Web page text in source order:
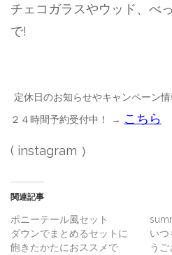
チェコガラスやウッド、べ
で!
定休日のお知らせやキャンペーン
２４時間予約受付中！ → こちら
( instagram ）
関連記事
ポニーテール風セット
ダウンでまとめるセットに
飽きたかたにおススメで
いつ
うご